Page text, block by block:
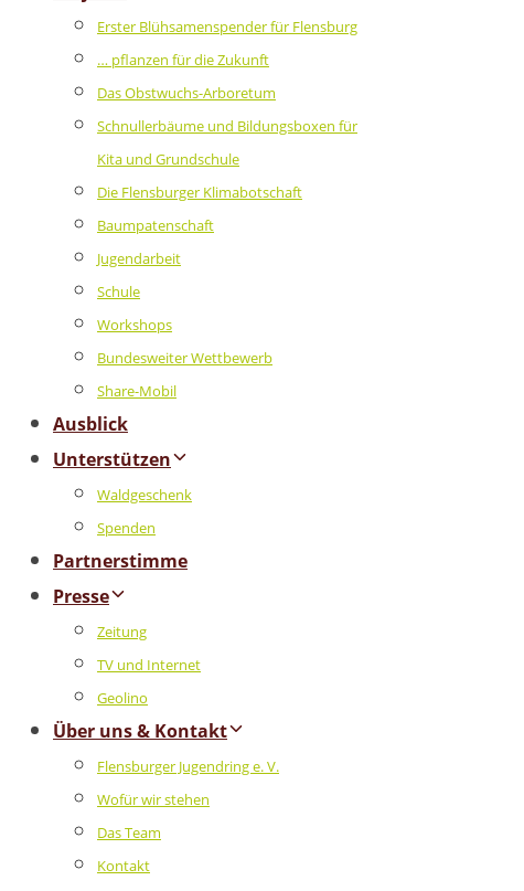
Erster Blühsamenspender für Flensburg
… pflanzen für die Zukunft
Das Obstwuchs-Arboretum
Schnullerbäume und Bildungsboxen für
Kita und Grundschule
Die Flensburger Klimabotschaft
Baumpatenschaft
Jugendarbeit
Schule
Workshops
Bundesweiter Wettbewerb
Share-Mobil
Ausblick
Unterstützen
Waldgeschenk
Spenden
Partnerstimme
Presse
Zeitung
TV und Internet
Geolino
Über uns & Kontakt
Flensburger Jugendring e. V.
Wofür wir stehen
Das Team
Kontakt